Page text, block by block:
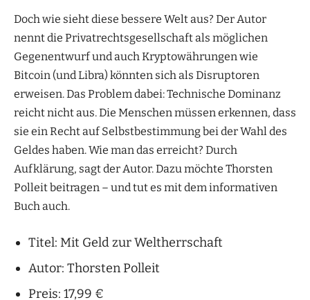
Doch wie sieht diese bessere Welt aus? Der Autor
nennt die Privatrechtsgesellschaft als möglichen
Gegenentwurf und auch Kryptowährungen wie
Bitcoin (und Libra) könnten sich als Disruptoren
erweisen. Das Problem dabei: Technische Dominanz
reicht nicht aus. Die Menschen müssen erkennen, dass
sie ein Recht auf Selbstbestimmung bei der Wahl des
Geldes haben. Wie man das erreicht? Durch
Aufklärung, sagt der Autor. Dazu möchte Thorsten
Polleit beitragen – und tut es mit dem informativen
Buch auch.
Titel: Mit Geld zur Weltherrschaft
Autor: Thorsten Polleit
Preis: 17,99 €